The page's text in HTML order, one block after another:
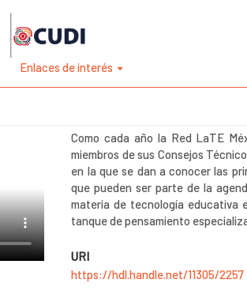
Enlaces de interés
Como cada año la Red LaTE
miembros de sus Consejos
en la que se dan a conocer las
que pueden ser parte de la
materia de tecnología educativa
tanque de pensamiento
URI
https://hdl.handle.net/11305/2257